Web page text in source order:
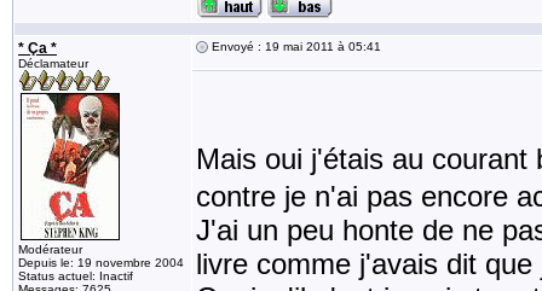
* Ça *
Déclamateur
Modérateur
Depuis le: 19 novembre 2004
Status actuel: Inactif
Envoyé : 19 mai 2011 à 05:41
Mais oui j'étais au
contre je n'ai pas encore
J'ai un peu honte de ne
livre comme j'avais dit que